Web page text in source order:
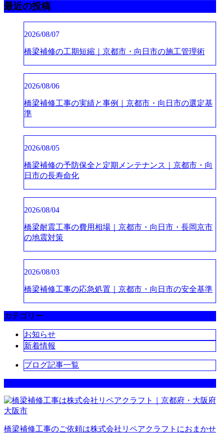
最近の投稿
2026/08/07
橋梁補修の工期短縮｜京都市・向日市の施工管理術
2026/08/06
橋梁補修工事の実績と事例｜京都市・向日市の選定基
準
2026/08/05
橋梁補修の予防保全と定期メンテナンス｜京都市・向
日市の長寿命化
2026/08/04
橋梁耐震工事の費用相場｜京都市・向日市・長岡京市
の地震対策
2026/08/03
橋梁補修工事の応急処置｜京都市・向日市の安全基準
カテゴリー
お知らせ
新着情報
ブログ記事一覧
橋梁補修工事のご依頼は株式会社リペアクラフトにおまかせ